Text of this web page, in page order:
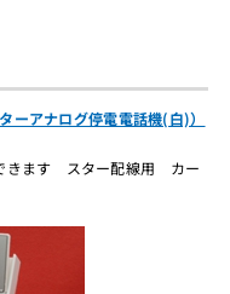
アナログ停電電話機(白)）
きます スター配線用 カー